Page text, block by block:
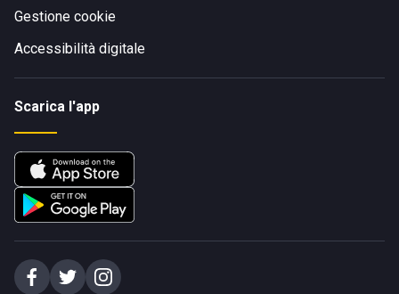
Gestione cookie
Accessibilità digitale
Scarica l'app